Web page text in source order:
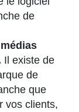
de
Il existe de
de
que
vos clients,